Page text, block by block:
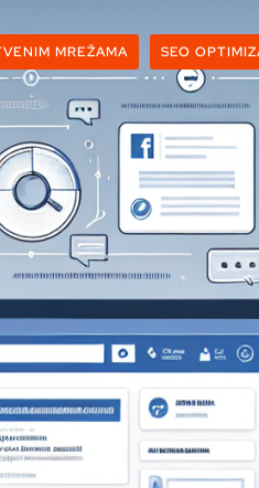
MREŽAMA SEO